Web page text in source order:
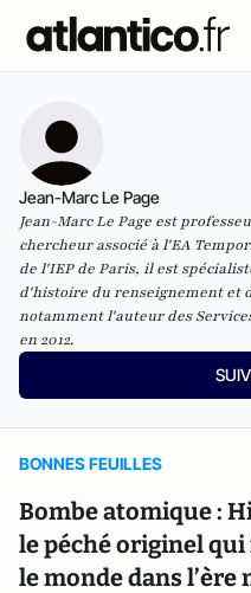
Jean-Marc Le Page
Jean-Marc Le Page est
chercheur associé à l'EA
de l'IEP de Paris, il est
d'histoire du renseignement et
notamment l'auteur des
en 2012.
BONNES FEUILLES
Bombe atomique :
le péché originel
le monde dans l’ère